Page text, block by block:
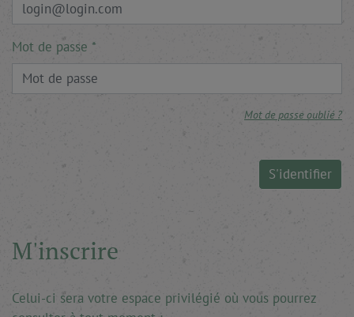
Mot de passe
Mot de passe oublié ?
S'identifier
M'inscrire
Celui-ci sera votre espace privilégié où vous pourrez